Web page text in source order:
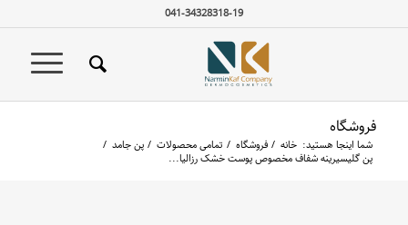
041-34328318-19
فروشگاه
شما اینجا هستید: خانه / فروشگاه / تمامی محصولات / پن جامد /
پن گلیسیرینه شفاف مخصوص پوست خشک رزالیا...